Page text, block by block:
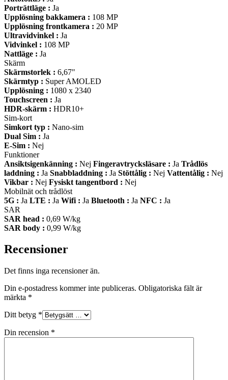
Porträttläge : Ja
Upplösning bakkamera : 108 MP
Upplösning frontkamera : 20 MP
Ultravidvinkel : Ja
Vidvinkel : 108 MP
Nattläge : Ja
Skärm
Skärmstorlek : 6,67"
Skärmtyp : Super AMOLED
Upplösning : 1080 x 2340
Touchscreen : Ja
HDR-skärm : HDR10+
Sim-kort
Simkort typ : Nano-sim
Dual Sim : Ja
E-Sim : Nej
Funktioner
Ansiktsigenkänning : Nej Fingeravtrycksläsare : Ja Trådlös
laddning : Ja Snabbladdning : Ja Stöttålig : Nej Vattentålig : Nej
Vikbar : Nej Fysiskt tangentbord : Nej
Mobilnät och trådlöst
5G : Ja LTE : Ja Wifi : Ja Bluetooth : Ja NFC : Ja
SAR
SAR head : 0,69 W/kg
SAR body : 0,99 W/kg
Recensioner
Det finns inga recensioner än.
Din e-postadress kommer inte publiceras. Obligatoriska fält är
märkta *
Ditt betyg *
Din recension *